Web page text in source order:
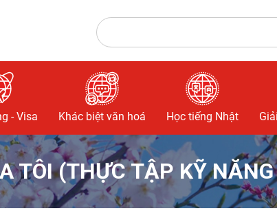
- Visa Khác biệt văn hoá Học tiếng Nhật
TÔI (THỰC TẬP KỸ